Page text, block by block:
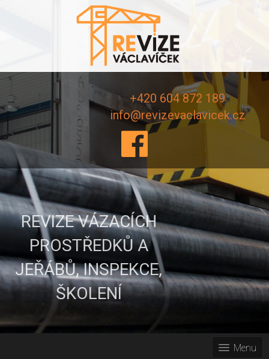
REVIZE VÁZACÍCH
PROSTŘEDKŮ A
JEŘÁBŮ, INSPEKCE,
ŠKOLENÍ
+420 604 872 189
info@revizevaclavicek.cz
Menu